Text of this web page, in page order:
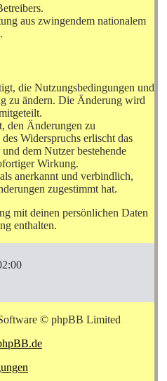
aus zwingendem nationalem
die Nutzungsbedingungen und
zu ändern. Die Änderung wird
den Änderungen zu
Widerspruchs erlischt das
dem Nutzer bestehende
Wirkung.
anerkannt und verbindlich,
zugestimmt hat.
mit deinen persönlichen Daten
enthalten.
© phpBB Limited